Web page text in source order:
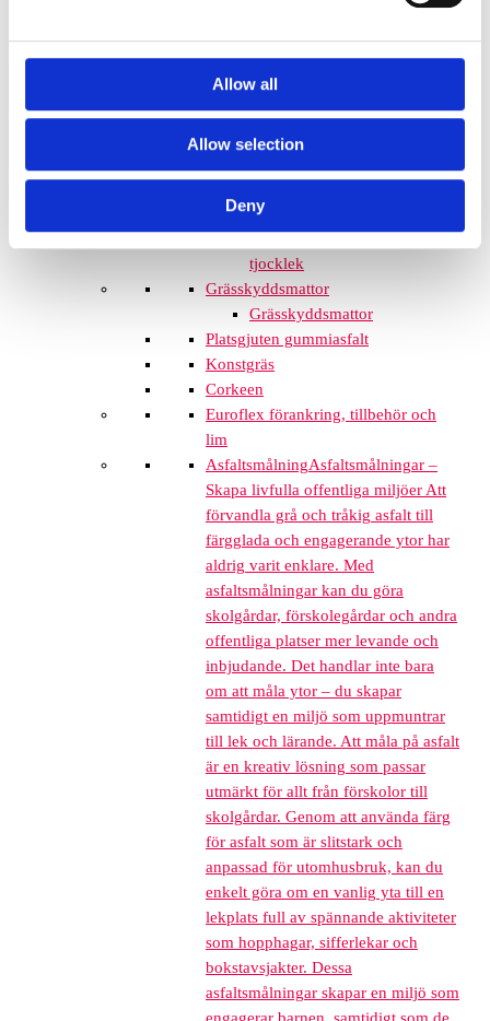
Allow all
Allow selection
Deny
Euroflex stepper/S & C-block
Euroflex gummistockar
Euroflex hörnskydd
Euroflex gräskantskydd
Euroflex trottoarsten
tjocklekar
Euroflex hörnprofil - olika
tjocklek
Grässkyddsmattor
Grässkyddsmattor
Platsgjuten gummiasfalt
Konstgräs
Corkeen
Euroflex förankring, tillbehör och
lim
AsfaltsmålningAsfaltsmålningar –
Skapa livfulla offentliga miljöer Att
förvandla grå och tråkig asfalt till
färgglada och engagerande ytor har
aldrig varit enklare. Med
asfaltsmålningar kan du göra
skolgårdar, förskolegårdar och andra
offentliga platser mer levande och
inbjudande. Det handlar inte bara
om att måla ytor – du skapar
samtidigt en miljö som uppmuntrar
till lek och lärande. Att måla på asfalt
är en kreativ lösning som passar
utmärkt för allt från förskolor till
skolgårdar. Genom att använda färg
för asfalt som är slitstark och
anpassad för utomhusbruk, kan du
enkelt göra om en vanlig yta till en
lekplats full av spännande aktiviteter
som hopphagar, sifferlekar och
bokstavsjakter. Dessa
asfaltsmålningar skapar en miljö som